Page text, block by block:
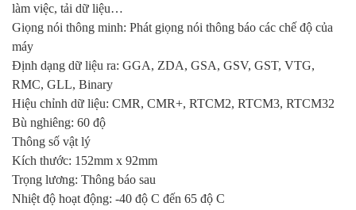
làm việc, tải dữ liệu…
Giọng nói thông minh: Phát giọng nói thông báo các chế độ của
máy
Định dạng dữ liệu ra: GGA, ZDA, GSA, GSV, GST, VTG,
RMC, GLL, Binary
Hiệu chỉnh dữ liệu: CMR, CMR+, RTCM2, RTCM3, RTCM32
Bù nghiêng: 60 độ
Thông số vật lý
Kích thước: 152mm x 92mm
Trọng lương: Thông báo sau
Nhiệt độ hoạt động: -40 độ C đến 65 độ C